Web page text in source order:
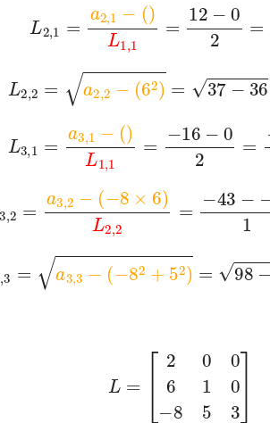
=a 2,1−()L 1 ,1=12−
L2, 2 =a2,2 − ( 62)= 37−
=a3,1−()L 1 ,1=−16−
3, 2−(−8×6)L2 ,2=−
3=a3, 3 −(− 82 + 52)=
[20 6 0 8